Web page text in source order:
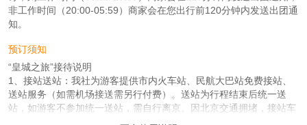
非工作时间（20:00-05:59）商家会在您出行前120分钟内发送出团通
知。
预订须知
“皇城之旅”接待说明
1、接站送站：我社为游客提供市内火车站、民航大巴站免费接站、
送站服务（如需机场接送需另行付费）。送站为行程结束后统一送
站，如游客不参加统一送站，需自行离京。因北京交通拥堵，接站车
辆遇到堵车可能会有晚到的现象，晚到30分钟-1小时内为车辆调度正